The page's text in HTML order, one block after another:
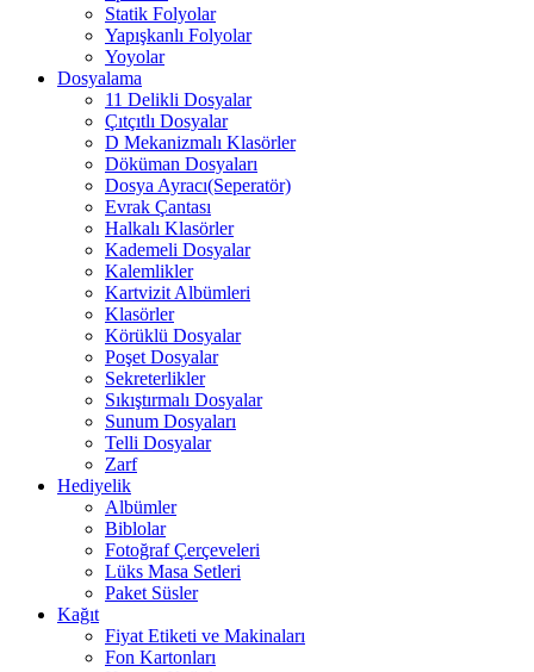
Statik Folyolar
Yapışkanlı Folyolar
Yoyolar
Dosyalama
11 Delikli Dosyalar
Çıtçıtlı Dosyalar
D Mekanizmalı Klasörler
Döküman Dosyaları
Dosya Ayracı(Seperatör)
Evrak Çantası
Halkalı Klasörler
Kademeli Dosyalar
Kalemlikler
Kartvizit Albümleri
Klasörler
Körüklü Dosyalar
Poşet Dosyalar
Sekreterlikler
Sıkıştırmalı Dosyalar
Sunum Dosyaları
Telli Dosyalar
Zarf
Hediyelik
Albümler
Biblolar
Fotoğraf Çerçeveleri
Lüks Masa Setleri
Paket Süsler
Kağıt
Fiyat Etiketi ve Makinaları
Fon Kartonları